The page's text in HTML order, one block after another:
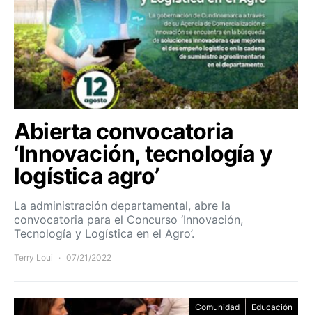
Abierta convocatoria
‘Innovación, tecnología y
logística agro’
La administración departamental, abre la
convocatoria para el Concurso ‘Innovación,
Tecnología y Logística en el Agro’.
Terry Loui 07/21/2022
Comunidad Educación